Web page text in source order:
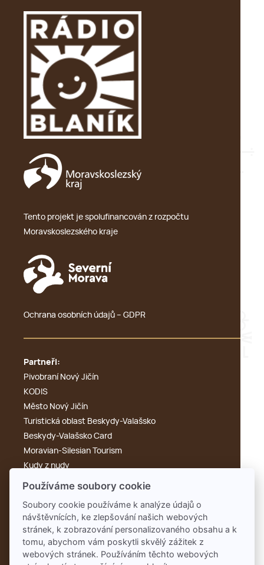
Tento projekt je spolufinancován z rozpočtu
Moravskoslezského kraje
Ochrana osobních údajů – GDPR
Partneři:
Pivobraní Nový Jičín
KODIS
Město Nový Jičín
Turistická oblast Beskydy-Valašsko
Beskydy-Valašsko Card
Moravian-Silesian Tourism
Kudy z nudy
Výletník
KdyKde.cz
Tonak
Rengl
Používáme soubory cookie
Soubory cookie používáme k analýze údajů o
návštěvnících, ke zlepšování našich webových
stránek, k zobrazování personalizovaného obsahu a k
tomu, abychom vám poskytli skvělý zážitek z
webových stránek. Používáním těchto webových